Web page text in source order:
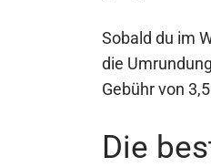
Sobald du im
die
Gebühr von
Die